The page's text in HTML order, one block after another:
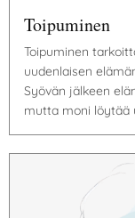
Toipuminen
Toipuminen
uudenlaisen
Syövän jälkeen
mutta moni löytää